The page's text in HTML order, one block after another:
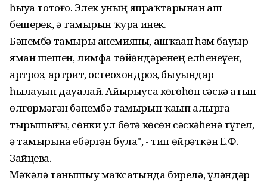
һыуҙа тотоғоҙ. Элек уның япраҡтарынан аш
бешерҙек, ә тамырын ҡура инек.
Бәпембә тамыры анемияны, ашҡаҙан һәм бауыр
яман шешен, лимфа төйөндәренең елһенеүен,
артроз, артрит, остеохондроз, быуындар
һыҙлауын дауалай. Айырыуса көҙгөһөн сәскә атып
өлгөрмәгән бәпембә тамырын ҡаҙып алырға
тырышығыҙ, сөнки ул бөтә көсөн сәскәһенә түгел,
ә тамырына ебәргән була", - тип өйрәткән Е.Ф.
Зайцева.
Мәҡәлә танышыу маҡсатында бирелә, үләндәр